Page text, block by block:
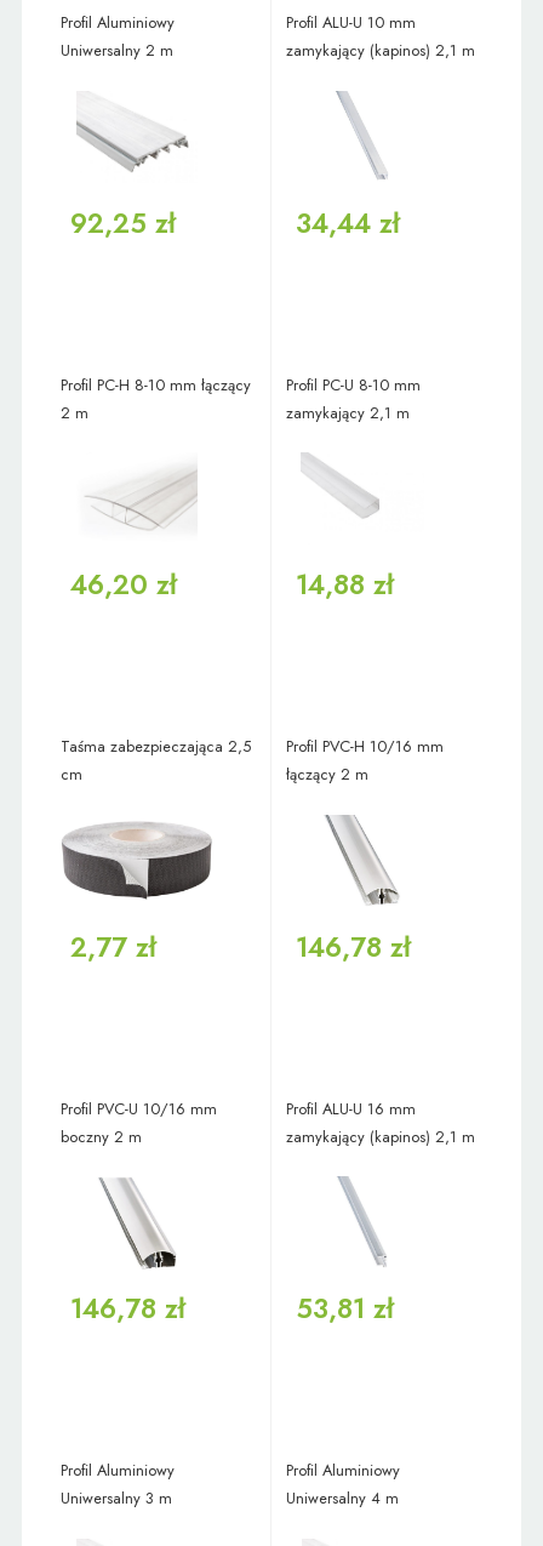
Profil Aluminiowy
Uniwersalny 2 m
92,25 zł
Profil ALU-U 10 mm
zamykający (kapinos) 2,1 m
34,44 zł
Profil PC-H 8-10 mm łączący
2 m
46,20 zł
Profil PC-U 8-10 mm
zamykający 2,1 m
14,88 zł
Taśma zabezpieczająca 2,5
cm
2,77 zł
Profil PVC-H 10/16 mm
łączący 2 m
146,78 zł
Profil PVC-U 10/16 mm
boczny 2 m
146,78 zł
Profil ALU-U 16 mm
zamykający (kapinos) 2,1 m
53,81 zł
Profil Aluminiowy
Uniwersalny 3 m
Profil Aluminiowy
Uniwersalny 4 m